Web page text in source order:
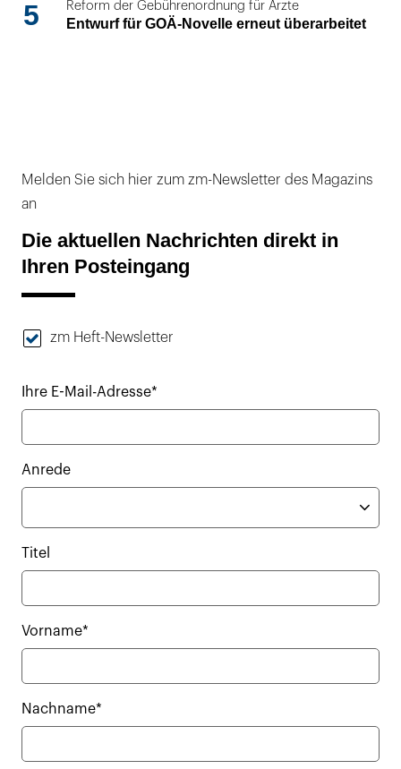
5 Reform der Gebührenordnung für Ärzte
Entwurf für GOÄ-Novelle erneut überarbeitet
Melden Sie sich hier zum zm-Newsletter des Magazins
an
Die aktuellen Nachrichten direkt in
Ihren Posteingang
zm Heft-Newsletter
Ihre E-Mail-Adresse*
Anrede
Titel
Vorname*
Nachname*